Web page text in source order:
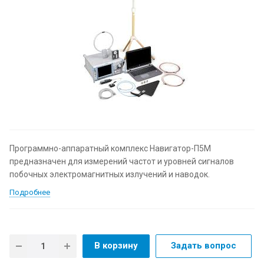
Программно-аппаратный комплекс Навигатор-П5М
предназначен для измерений частот и уровней сигналов
побочных электромагнитных излучений и наводок.
Подробнее
В корзину Задать вопрос